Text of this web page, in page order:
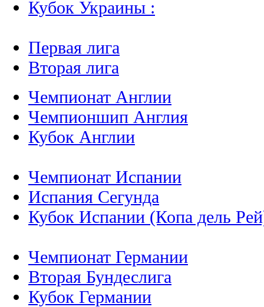
Кубок Украины :
Первая лига
Вторая лига
Чемпионат Англии
Чемпионшип Англия
Кубок Англии
Чемпионат Испании
Испания Сегунда
Кубок Испании (Копа дель
Чемпионат Германии
Вторая Бундеслига
Кубок Германии